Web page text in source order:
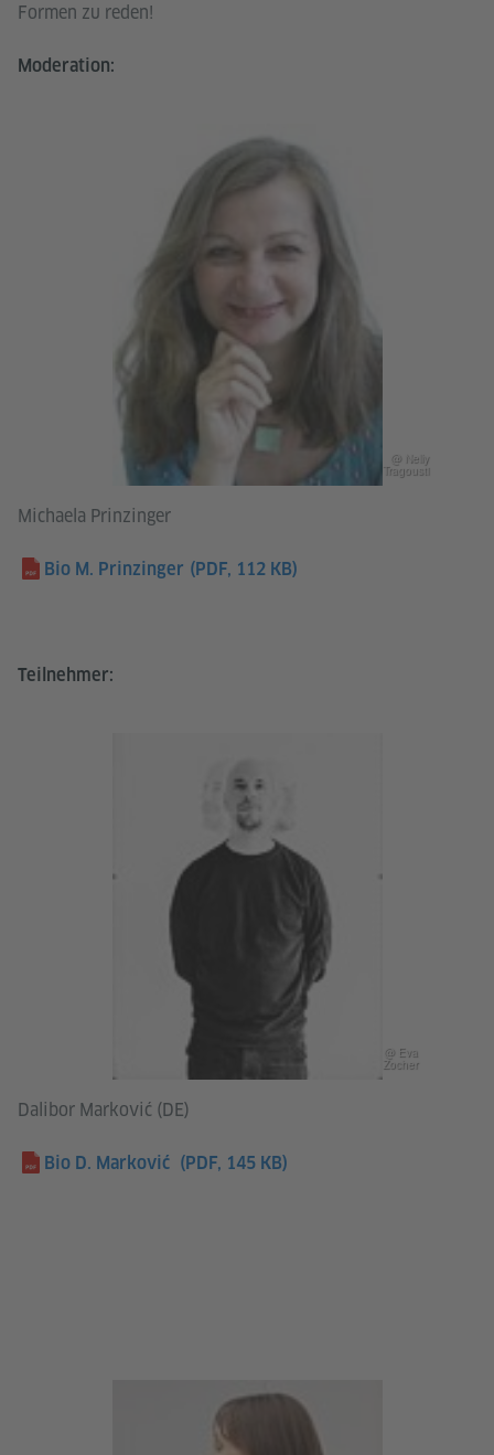
Formen zu reden!
Moderation:
@ Nelly
Tragousti
Michaela Prinzinger
Bio M. Prinzinger (PDF, 112 KB)
Teilnehmer:
@ Eva
Zocher
Dalibor Marković (DE)
Bio D. Marković (PDF, 145 KB)